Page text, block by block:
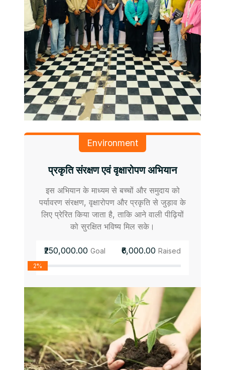
Environment
प्रकृति संरक्षण एवं वृक्षारोपण अभियान
इस अभियान के माध्यम से बच्चों और समुदाय को
पर्यावरण संरक्षण, वृक्षारोपण और प्रकृति से जुड़ाव के
लिए प्रेरित किया जाता है, ताकि आने वाली पीढ़ियों
को सुरक्षित भविष्य मिल सके।
₹250,000.00 Goal ₹6,000.00 Raised
2%